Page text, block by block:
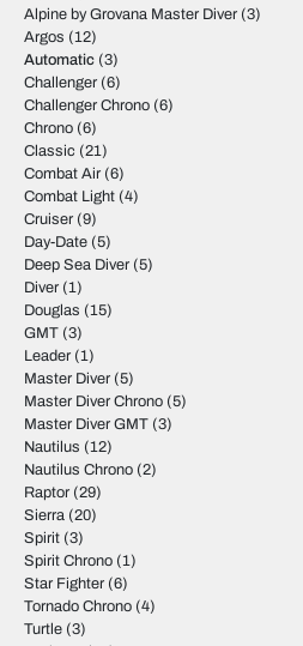
Alpine by Grovana Master Diver (3)
Argos (12)
Automatic (3)
Challenger (6)
Challenger Chrono (6)
Chrono (6)
Classic (21)
Combat Air (6)
Combat Light (4)
Cruiser (9)
Day-Date (5)
Deep Sea Diver (5)
Diver (1)
Douglas (15)
GMT (3)
Leader (1)
Master Diver (5)
Master Diver Chrono (5)
Master Diver GMT (3)
Nautilus (12)
Nautilus Chrono (2)
Raptor (29)
Sierra (20)
Spirit (3)
Spirit Chrono (1)
Star Fighter (6)
Tornado Chrono (4)
Turtle (3)